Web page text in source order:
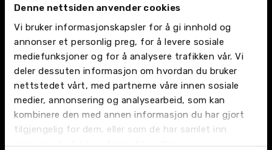
Denne nettsiden anvender cookies
Vi bruker informasjonskapsler for å gi innhold og
annonser et personlig preg, for å levere sosiale
mediefunksjoner og for å analysere trafikken vår. Vi
deler dessuten informasjon om hvordan du bruker
nettstedet vårt, med partnerne våre innen sosiale
medier, annonsering og analysearbeid, som kan
kombinere den med annen informasjon du har gjort
tilgjengelig for dem, eller som de har samlet inn
gjennom din bruk av tjenestene deres.
BIL
Nybil